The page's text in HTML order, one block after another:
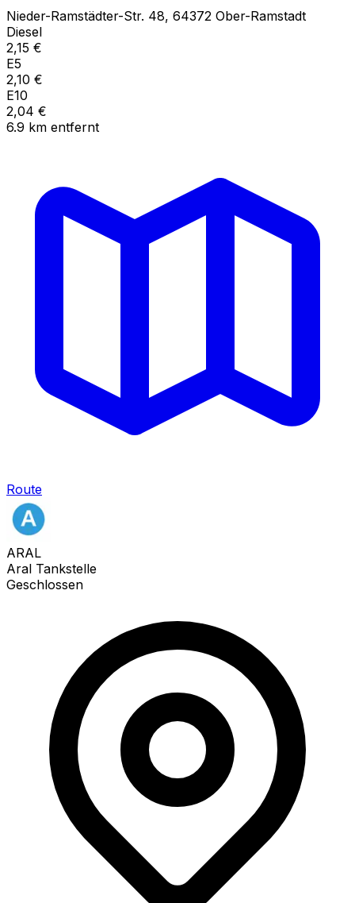
Nieder-Ramstädter-Str. 48, 64372 Ober-Ramstadt
Diesel
2,15 €
E5
2,10 €
E10
2,04 €
6.9 km entfernt
Route
ARAL
Aral Tankstelle
Geschlossen